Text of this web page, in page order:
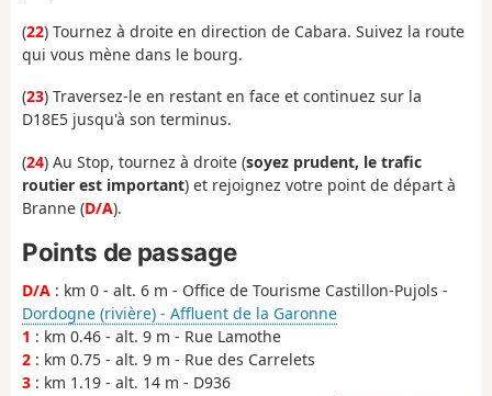
(22) Tournez à droite en direction de Cabara. Suivez la route
qui vous mène dans le bourg.
(23) Traversez-le en restant en face et continuez sur la
D18E5 jusqu'à son terminus.
(24) Au Stop, tournez à droite (soyez prudent, le trafic
routier est important) et rejoignez votre point de départ à
Branne (D/A).
Points de passage
D/A : km 0 - alt. 6 m - Office de Tourisme Castillon-Pujols -
Dordogne (rivière) - Affluent de la Garonne
1 : km 0.46 - alt. 9 m - Rue Lamothe
2 : km 0.75 - alt. 9 m - Rue des Carrelets
3 : km 1.19 - alt. 14 m - D936